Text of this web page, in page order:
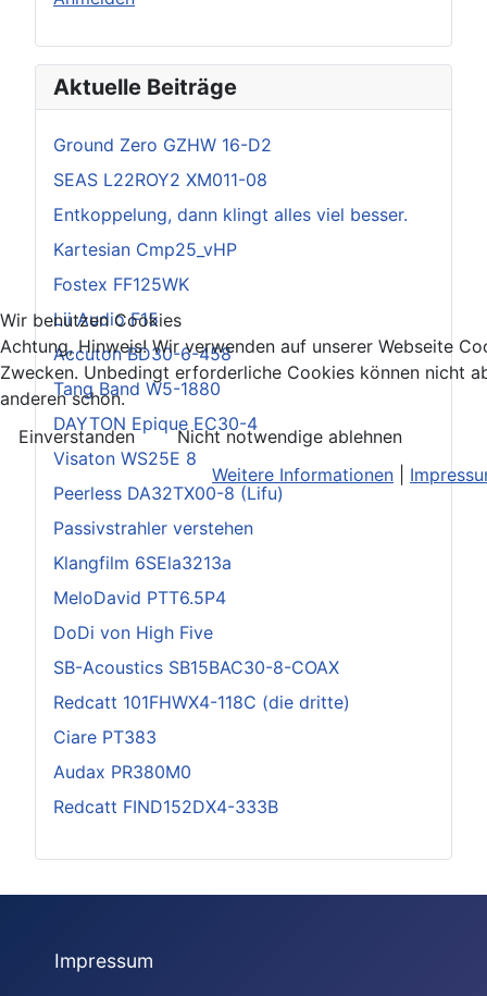
Aktuelle Beiträge
Ground Zero GZHW 16-D2
SEAS L22ROY2 XM011-08
Entkoppelung, dann klingt alles viel besser.
Kartesian Cmp25_vHP
Fostex FF125WK
Lii Audio F15
Accuton BD30-6-458
Tang Band W5-1880
DAYTON Epique EC30-4
Visaton WS25E 8
Peerless DA32TX00-8 (Lifu)
Passivstrahler verstehen
Klangfilm 6SEla3213a
MeloDavid PTT6.5P4
DoDi von High Five
SB-Acoustics SB15BAC30-8-COAX
Redcatt 101FHWX4-118C (die dritte)
Ciare PT383
Audax PR380M0
Redcatt FIND152DX4-333B
Impressum
Wir benutzen Cookies
Achtung, Hinweis! Wir verwenden auf unserer Webseite
Zwecken. Unbedingt erforderliche Cookies können nicht
anderen schon.
Einverstanden
Nicht notwendige ablehnen
Weitere Informationen